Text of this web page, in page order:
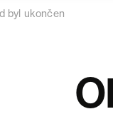
byl ukončen